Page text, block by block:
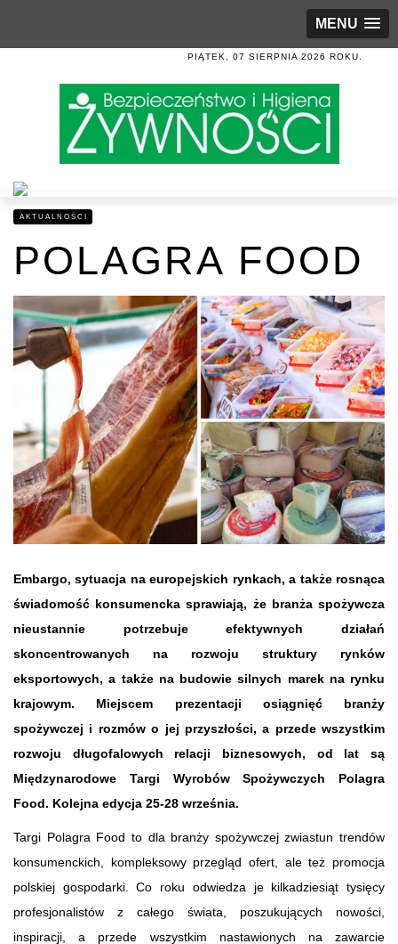
MENU
PIĄTEK, 07 SIERPNIA 2026 ROKU.
AKTUALNOŚCI
POLAGRA FOOD
Embargo, sytuacja na europejskich rynkach, a także rosnąca
świadomość konsumencka sprawiają, że branża spożywcza
nieustannie potrzebuje efektywnych działań
skoncentrowanych na rozwoju struktury rynków
eksportowych, a także na budowie silnych marek na rynku
krajowym. Miejscem prezentacji osiągnięć branży
spożywczej i rozmów o jej przyszłości, a przede wszystkim
rozwoju długofalowych relacji biznesowych, od lat są
Międzynarodowe Targi Wyrobów Spożywczych Polagra
Food. Kolejna edycja 25-28 września.
Targi Polagra Food to dla branży spożywczej zwiastun trendów
konsumenckich, kompleksowy przegląd ofert, ale też promocja
polskiej gospodarki. Co roku odwiedza je kilkadziesiąt tysięcy
profesjonalistów z całego świata, poszukujących nowości,
inspiracji, a przede wszystkim nastawionych na zawarcie